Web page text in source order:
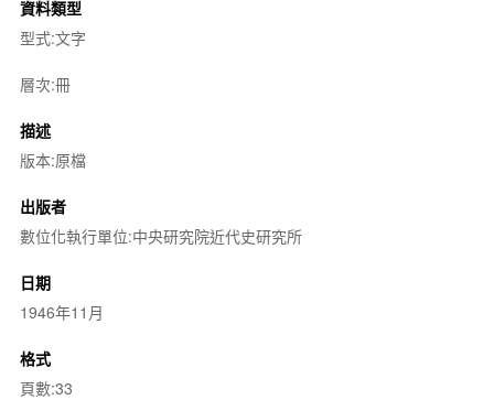
資料類型
型式:文字
層次:冊
描述
版本:原檔
出版者
數位化執行單位:中央研究院近代史研究所
日期
1946年11月
格式
頁數:33